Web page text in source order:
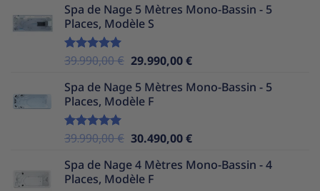
initial
était :
actuel
Spa de Nage 5 Mètres Mono-Bassin - 5
Places, Modèle S
Note5.00
39.990,00€ Le
initial
était :
29.990,00€Le
actuel
Spa de Nage 5 Mètres Mono-Bassin - 5
Places, Modèle F
Note5.00
39.990,00€ Le
initial
était :
30.490,00€Le
actuel
Spa de Nage 4 Mètres Mono-Bassin - 4
Places, Modèle F